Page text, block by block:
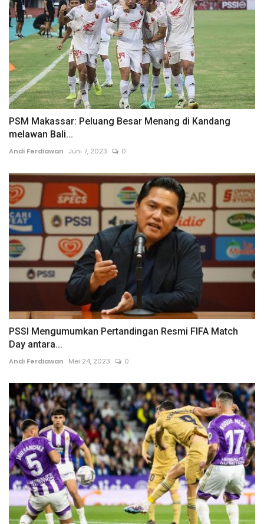
PSM Makassar: Peluang Besar Menang di Kandang
melawan Bali...
Andi Ferdiawan Juni 7, 2023 0
PSSI Mengumumkan Pertandingan Resmi FIFA Match
Day antara...
Andi Ferdiawan Mei 24, 2023 0